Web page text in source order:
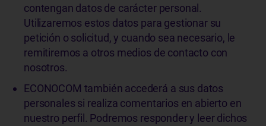
contengan datos de carácter personal.
Utilizaremos estos datos para gestionar su
petición o solicitud, y cuando sea necesario, le
remitiremos a otros medios de contacto con
nosotros.
ECONOCOM también accederá a sus datos
personales si realiza comentarios en abierto en
nuestro perfil. Podremos responder y leer dichos